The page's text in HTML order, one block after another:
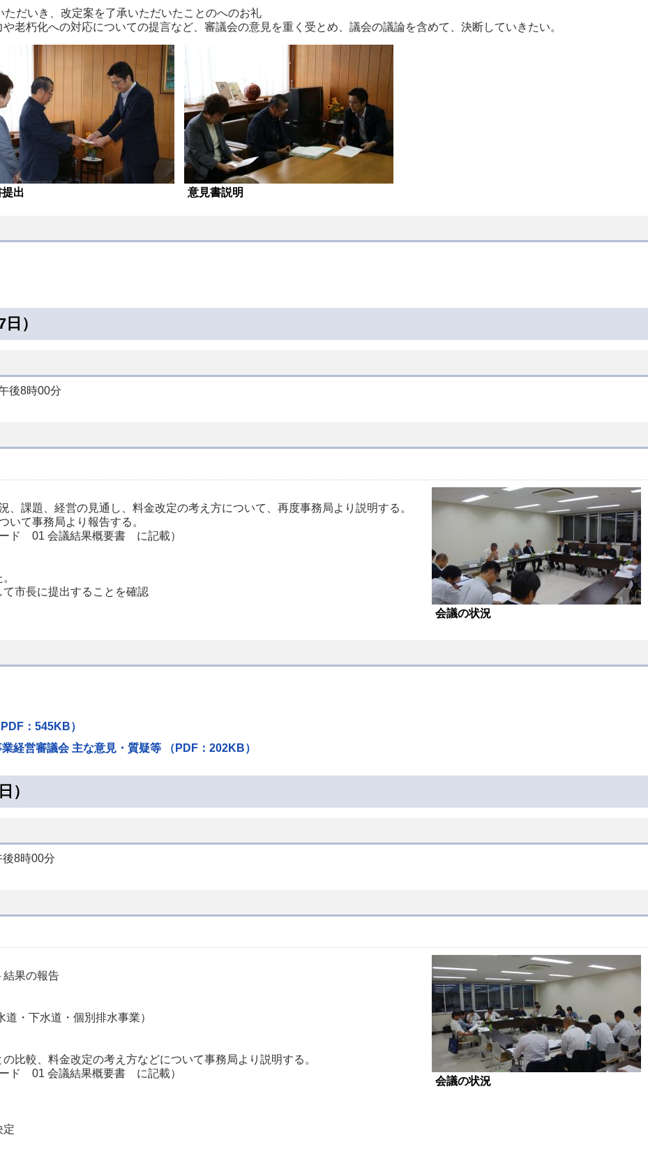
だいき、改定案を了承いただいたことのへのお礼
老朽化への対応についての提言など、審議会の意見を重く受とめ、議会の議論を含めて、決断していきたい。
出 意見書説明
）
後8時00分
会議の状況
、課題、経営の見通し、料金改定の考え方について、再度事務局より説明する。
いて事務局より報告する。
ード 01 会議結果概要書 に記載）
市長に提出することを確認
：545KB）
経営審議会 主な意見・質疑等 （PDF：202KB）
）
8時00分
会議の状況
果の報告
・下水道・個別排水事業）
比較、料金改定の考え方などについて事務局より説明する。
ド 01 会議結果概要書 に記載）
定